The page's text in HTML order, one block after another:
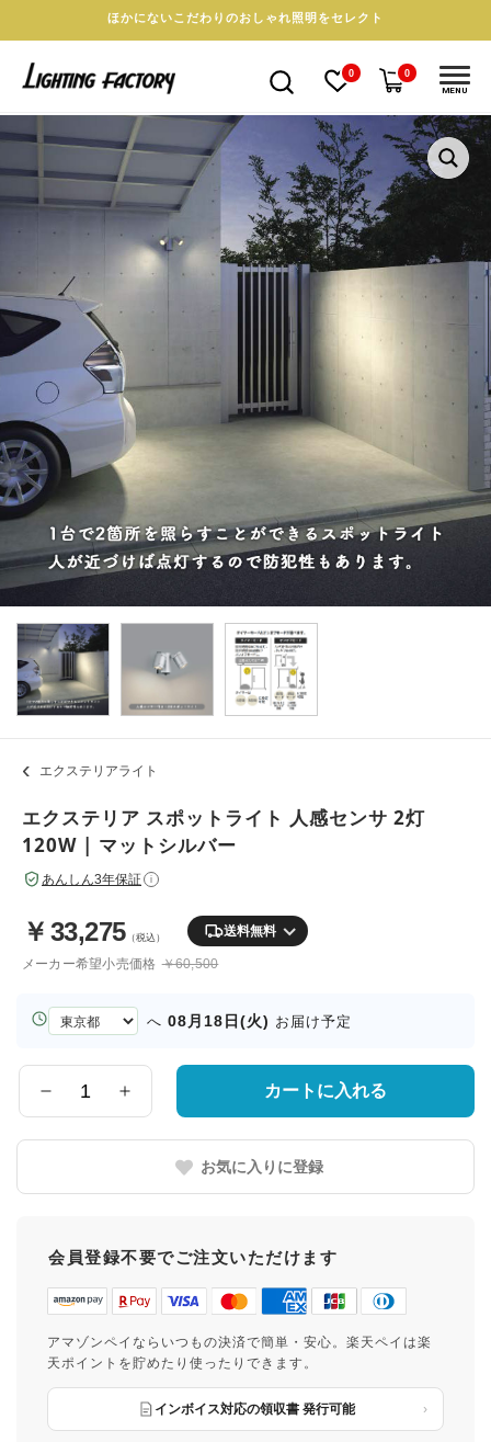
ほかにないこだわりのおしゃれ照明をセレクト
0 0
MENU
エクステリアライト
エクステリア スポットライト 人感センサ 2灯
120W | マットシルバー
あんしん3年保証 i
￥ 33,275（税込） 送料無料
メーカー希望小売価格 ￥60,500
お
届
県
へ 08月18日(火) お届け予定
量
カートに入れる
お気に入りに登録
会員登録不要でご注文いただけます
アマゾンペイならいつもの決済で簡単・安心。楽天ペイは楽
天ポイントを貯めたり使ったりできます。
インボイス対応の領収書 発行可能